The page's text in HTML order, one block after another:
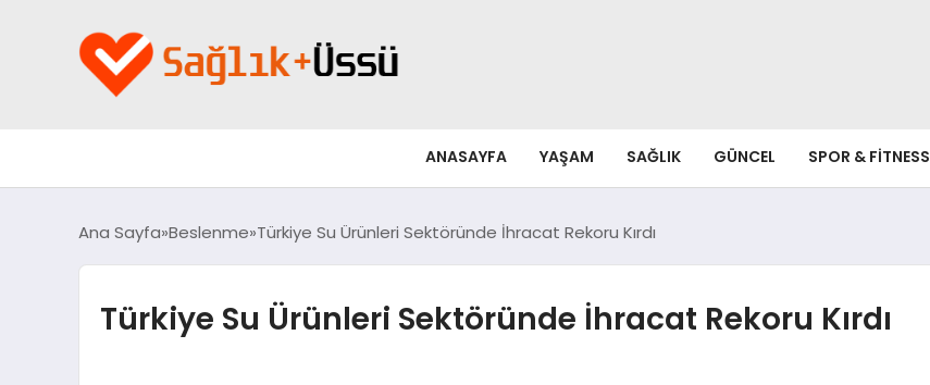
ANASAYFA YAŞAM SAĞLIK GÜNCEL SPOR & FITNESS
Ana Sayfa Beslenme Türkiye Su Ürünleri Sektöründe İhracat Rekoru Kırdı
Türkiye Su Ürünleri Sektöründe İhracat Rekoru Kırdı